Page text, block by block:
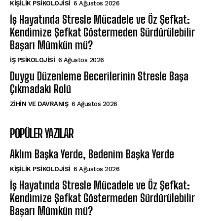
KIŞILIK PSIKOLOJISI 6 Ağustos 2026
İş Hayatında Stresle Mücadele ve Öz Şefkat:
Kendimize Şefkat Göstermeden Sürdürülebilir
Başarı Mümkün mü?
İŞ PSIKOLOJISI 6 Ağustos 2026
Duygu Düzenleme Becerilerinin Stresle Başa
Çıkmadaki Rolü
⁠ZIHIN VE DAVRANIŞ 6 Ağustos 2026
POPÜLER YAZILAR
Aklım Başka Yerde, Bedenim Başka Yerde
KIŞILIK PSIKOLOJISI 6 Ağustos 2026
İş Hayatında Stresle Mücadele ve Öz Şefkat:
Kendimize Şefkat Göstermeden Sürdürülebilir
Başarı Mümkün mü?